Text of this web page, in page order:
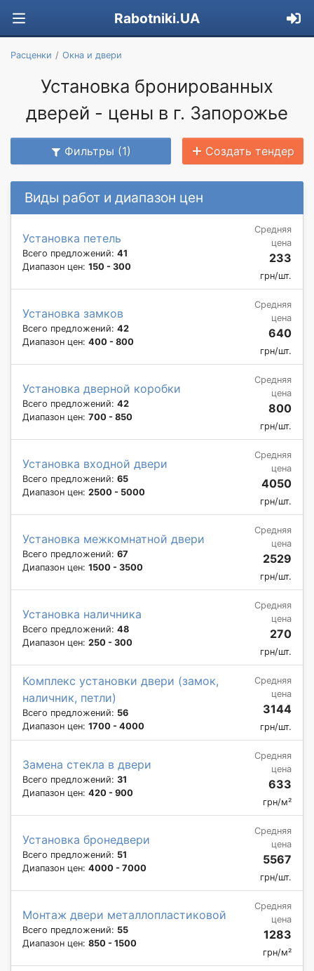
Rabotniki.UA
Расценки Окна и двери
Установка бронированных
дверей - цены в г. Запорожье
Фильтры (1) Создать тендер
Виды работ и диапазон цен
Установка петель
Всего предложений: 41
Диапазон цен: 150 - 300
Средняя
цена
233
грн/шт.
Установка замков
Всего предложений: 42
Диапазон цен: 400 - 800
Средняя
цена
640
грн/шт.
Установка дверной коробки
Всего предложений: 42
Диапазон цен: 700 - 850
Средняя
цена
800
грн/шт.
Установка входной двери
Всего предложений: 65
Диапазон цен: 2500 - 5000
Средняя
цена
4050
грн/шт.
Установка межкомнатной двери
Всего предложений: 67
Диапазон цен: 1500 - 3500
Средняя
цена
2529
грн/шт.
Установка наличника
Всего предложений: 48
Диапазон цен: 250 - 300
Средняя
цена
270
грн/шт.
Комплекс установки двери (замок,
наличник, петли)
Всего предложений: 56
Диапазон цен: 1700 - 4000
Средняя
цена
3144
грн/шт.
Замена стекла в двери
Всего предложений: 31
Диапазон цен: 420 - 900
Средняя
цена
633
грн/м²
Установка бронедвери
Всего предложений: 51
Диапазон цен: 4000 - 7000
Средняя
цена
5567
грн/шт.
Монтаж двери металлопластиковой
Всего предложений: 55
Диапазон цен: 850 - 1500
Средняя
цена
1283
грн/м²